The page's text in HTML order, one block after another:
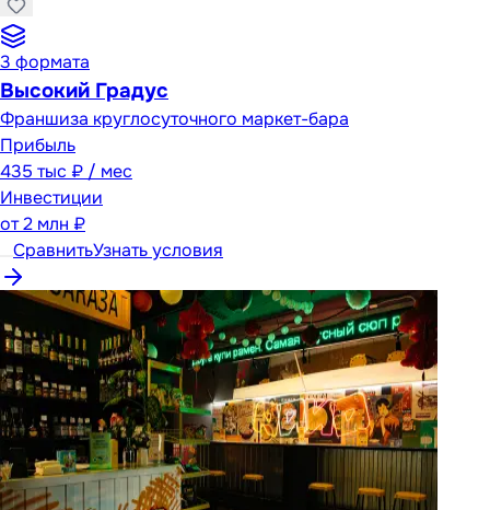
3 формата
Высокий Градус
Франшиза круглосуточного маркет-бара
Прибыль
435 тыс ₽ / мес
Инвестиции
от2 млн ₽
СравнитьУзнать условия